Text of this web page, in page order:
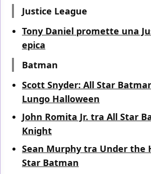
Justice League
Tony Daniel promette una
epica
Batman
Scott Snyder: All Star
Lungo Halloween
John Romita Jr. tra All Star
Knight
Sean Murphy tra Under the
Star Batman